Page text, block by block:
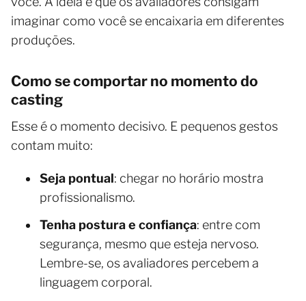
imaginar como você se encaixaria em diferentes
produções.
Como se comportar no momento do
casting
Esse é o momento decisivo. E pequenos gestos
contam muito:
Seja pontual: chegar no horário mostra
profissionalismo.
Tenha postura e confiança: entre com
segurança, mesmo que esteja nervoso.
Lembre-se, os avaliadores percebem a
linguagem corporal.